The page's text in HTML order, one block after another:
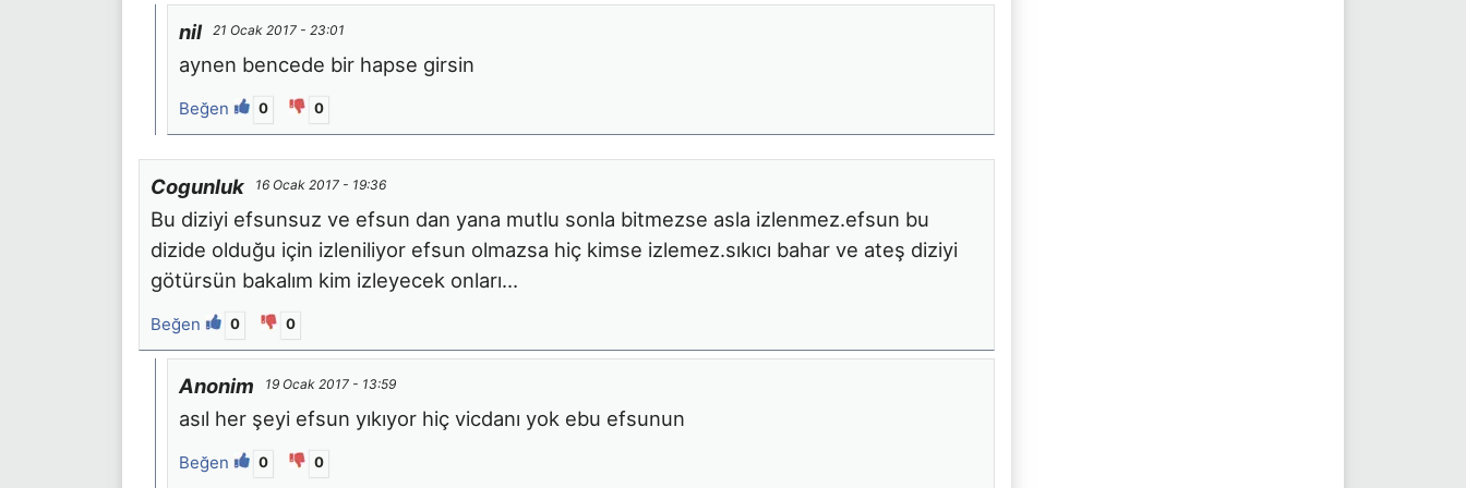
nil 21 Ocak 2017 - 23:01
aynen bencede bir hapse girsin
Beğen 0 0
Cogunluk 16 Ocak 2017 - 19:36
Bu diziyi efsunsuz ve efsun dan yana mutlu sonla bitmezse asla izlenmez.efsun bu
dizide olduğu için izleniliyor efsun olmazsa hiç kimse izlemez.sıkıcı bahar ve ateş diziyi
götürsün bakalım kim izleyecek onları…
Beğen 0 0
Anonim 19 Ocak 2017 - 13:59
asıl her şeyi efsun yıkıyor hiç vicdanı yok ebu efsunun
Beğen 0 0